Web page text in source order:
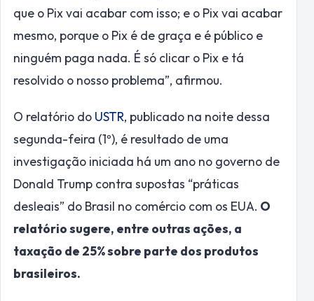
que o Pix vai acabar com isso; e o Pix vai acabar
mesmo, porque o Pix é de graça e é público e
ninguém paga nada. É só clicar o Pix e tá
resolvido o nosso problema”, afirmou.
O relatório do USTR, publicado na noite dessa
segunda-feira (1º), é resultado de uma
investigação iniciada há um ano no governo de
Donald Trump contra supostas “práticas
desleais” do Brasil no comércio com os EUA. O
relatório sugere, entre outras ações, a
taxação de 25% sobre parte dos produtos
brasileiros.